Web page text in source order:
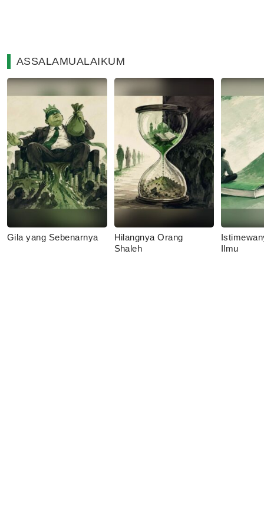
ASSALAMUALAIKUM
Gila yang Sebenarnya
Hilangnya Orang
Shaleh
Ilmu